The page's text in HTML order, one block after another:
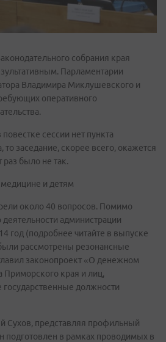
собрания края
Парламентарии
Владимира Миклушевского и
оперативного
повестке сессии нет пункта
заседание, скорее всего, окажется
было не так.
и детям
около 40 вопросов. Помимо
администрации
год (подробнее читайте в выпуске
рассмотрены резонансные
законопроект «О денежном
Приморского края и лиц,
должности
Сухов, представляя профильный
подготовлен в рамках проводимых в